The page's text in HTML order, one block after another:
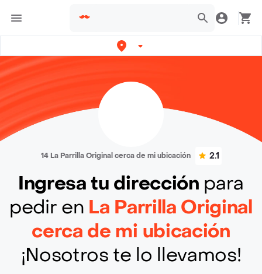
14 La Parrilla Original cerca de mi ubicación 2.1
Ingresa tu dirección para
pedir en La Parrilla Original
cerca de mi ubicación
¡Nosotros te lo llevamos!